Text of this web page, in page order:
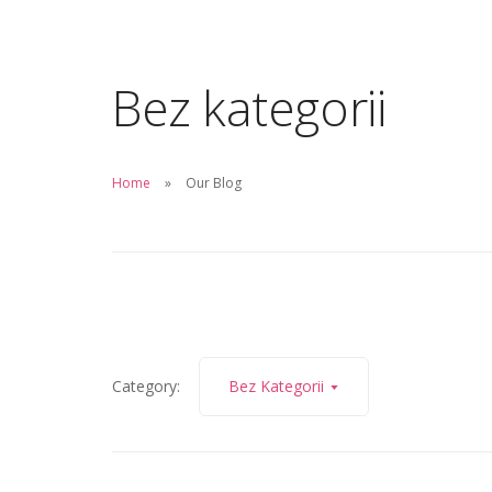
PUBLICATIONS
Bez kategorii
Home Our Blog
Category: Bez Kategorii